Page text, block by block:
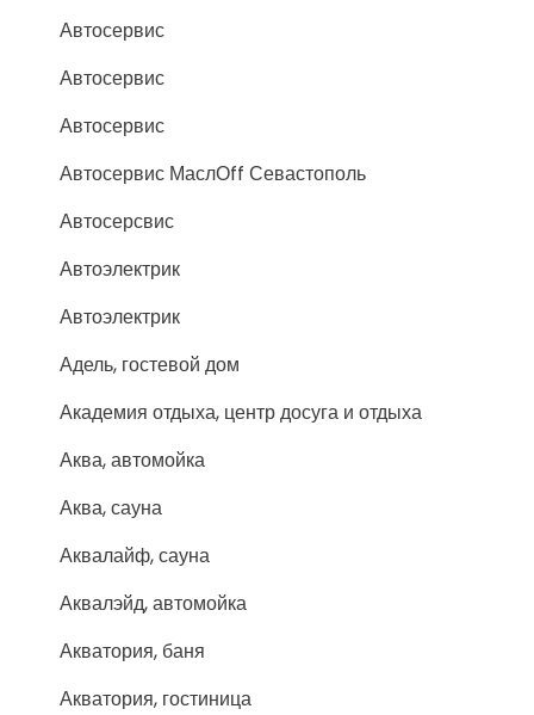
Автосервис
Автосервис
Автосервис
Автосервис МаслОff Севастополь
Автосерсвис
Автоэлектрик
Автоэлектрик
Адель, гостевой дом
Академия отдыха, центр досуга и отдыха
Аква, автомойка
Аква, сауна
Аквалайф, сауна
Аквалэйд, автомойка
Акватория, баня
Акватория, гостиница